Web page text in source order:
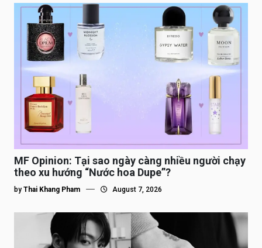
MF Opinion: Tại sao ngày càng nhiều người chạy
theo xu hướng “Nước hoa Dupe”?
by Thai Khang Pham August 7, 2026